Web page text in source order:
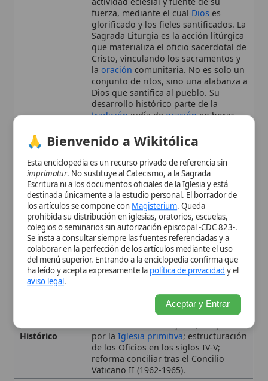
diurnos y nocturnos, y se renueva con
la reforma delConcilio Vaticano II
mediante laconstitución
Sacrosanctum Concilium,
introduciendo el uso delenguas
vernáculasy el nuevo Misal Romano
Novus Ordo Missae
). Las principales
celebraciones son la Misa (Liturgia
Eucarística) y la Liturgia de las Horas
Oficio Divino)
Sacrosanctum Concilium, Novus Ordo
Autoridad
Eclesiástica
Concilio Vaticano II;Papa Celestino I
Papa Pablo VI
Contexto
Histórico
Raíces en la oración judía; adopción
por laIglesia primitiva; estructuración
de los Oficios en los siglos IV-V;
reforma conciliar tras el Concilio
Vaticano II (1962-1965).
Importancia
Corazón palpitante de la vida de la
Iglesia, medio principal decultoa
Dios y de santificaciónde los fieles.
Tema
Naturaleza, desarrollo histórico y
reforma de la liturgia
Celebración de la Misa (Liturgia
Eucarística) y de la Liturgia de las
Horas (Oficio Divino), incluidos los
Oficios de Laudes,Vísperas,
Completas, Tercia, Sexta, Nona, etc.
🙏 Bienvenido a Wikitólica
Esta enciclopedia es un recurso privado de referencia sin
. No sustituye al Catecismo, a la Sagrada
Escritura ni a los documentos oficiales de la Iglesia y está
destinada únicamente a la estudio personal. El borrador de
los artículos se compone conMagisterium . Queda
prohibida su distribución en iglesias, oratorios, escuelas,
colegios o seminarios sin autorización episcopal -CDC 823-.
Se insta a consultar siempre las fuentes referenciadas y a
colaborar en la perfección de los artículos mediante el uso
del menú superior. Entrando a la enciclopedia confirma que
aviso legal